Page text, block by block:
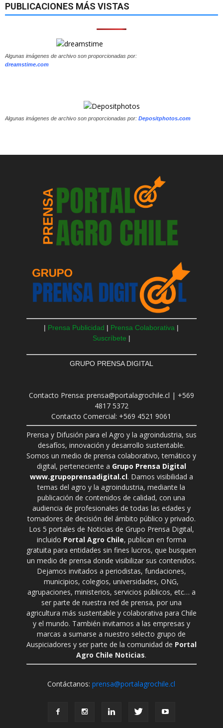
PUBLICACIONES MÁS VISTAS
Algunas imágenes de archivo son proporcionadas por:
dreamstime.com
Algunas imágenes de archivo son proporcionadas por: Depositphotos.com
| Prensa Publicidad | Prensa Colaborativa |
Suscríbete |
GRUPO PRENSA DIGITAL
Contacto Prensa: prensa@portalagrochile.cl | +569
4817 5372
Contacto Comercial: +569 4521 9061
Prensa y Difusión para el Agro y la agroindustria, sus
desafíos, innovación y desarrollo sustentable.
Somos un medio de prensa colaborativo, temático y
digital, perteneciente a Grupo Prensa Digital
www.grupoprensadigital.cl. Damos visibilidad a
temas del agro y la agroindustria, mediante la
publicación de contenidos de calidad, con una
audiencia de profesionales de todas las edades y
tomadores de decisión del ámbito público y privado.
Los 5 portales de Noticias de Grupo Prensa Digital,
incluido Portal Agro Chile, publican en forma
gratuita para entidades sin fines lucros, que busquen
un medio de prensa donde visibilizar sus contenidos.
Dejamos invitados a periodistas, fundaciones,
municipios, colegios, universidades, ONG,
agrupaciones, ministerios, servicios públicos, etc… a
ser parte de nuestra red de prensa, por una
agricultura más sustentable y colaborativa para Chile
y el mundo. También invitamos a las empresas y
marcas a sumarse a nuestro selecto grupo de
Auspiciadores y ser parte de la comunidad de Portal
Agro Chile Noticias.
Contáctanos:prensa@portalagrochile.cl